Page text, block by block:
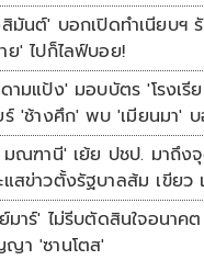
มันต์' บอกเปิดทำเนียบฯ
ย' ไปก็ไลฟ์บอย!
ามแป้ง' มอบบัตร 'โรงเรี
ร์ 'ช้างศึก' พบ 'เมียนมา' บ
มณฑานี' เย้ย ปชป. มาถึงจุ
แสข่าวตั้งรัฐบาลส้ม เขียว
มาร์' ไม่รีบตัดสินใจอนาค
า 'ซานโตส'